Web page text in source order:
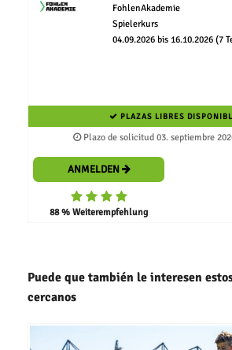
FohlenAkademie
Spielerkurs
04.09.2026 bis 16.10.2026 (7
PLAZAS LIBRES
Plazo de solicitud 03. septiembre
ANMELDEN
88 % Weiterempfehlung
Puede que también le interesen
cercanos